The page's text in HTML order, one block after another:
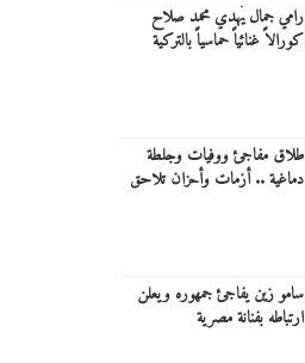
رامي جمال يُهدي محمد صلاح
كورالاً غنائياً حماسياً بالتركية
طلاق مفاجئ ووفيات وجلطة
دماغية .. أزمات وأحزان تلاحق
سامو زين يفاجئ جمهوره ويعلن
ارتباطه بفنانة مصرية